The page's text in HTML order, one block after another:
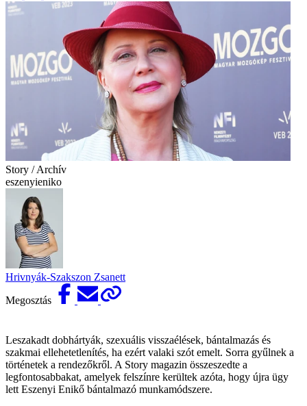
Story / Archív
eszenyieniko
Hrivnyák-Szakszon Zsanett
Megosztás
Leszakadt dobhártyák, szexuális visszaélések, bántalmazás és
szakmai ellehetetlenítés, ha ezért valaki szót emelt. Sorra gyűlnek a
történetek a rendezőkről. A Story magazin összeszedte a
legfontosabbakat, amelyek felszínre kerültek azóta, hogy újra ügy
lett Eszenyi Enikő bántalmazó munkamódszere.